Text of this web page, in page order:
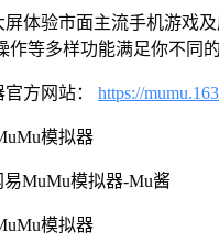
屏体验市面主流手机游戏
作等多样功能满足你不同
方网站： https://
模拟器
MuMu模拟器-Mu酱
模拟器